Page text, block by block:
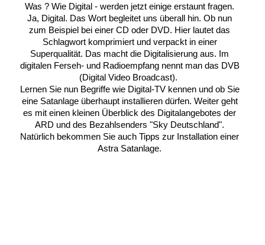
Was ? Wie Digital - werden jetzt einige erstaunt fragen.
Ja, Digital. Das Wort begleitet uns überall hin. Ob nun
zum Beispiel bei einer CD oder DVD. Hier lautet das
Schlagwort komprimiert und verpackt in einer
Superqualität. Das macht die Digitalisierung aus. Im
digitalen Ferseh- und Radioempfang nennt man das DVB
(Digital Video Broadcast).
Lernen Sie nun Begriffe wie Digital-TV kennen und ob Sie
eine Satanlage überhaupt installieren dürfen. Weiter geht
es mit einen kleinen Überblick des Digitalangebotes der
ARD und des Bezahlsenders "Sky Deutschland".
Natürlich bekommen Sie auch Tipps zur Installation einer
Astra Satanlage.